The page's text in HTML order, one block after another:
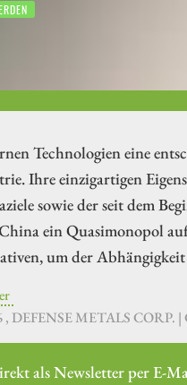
Technologien eine
Ihre einzigartigen
sowie der seit dem
ein Quasimonopol
um der
DEFENSE METALS
als Newsletter per E-